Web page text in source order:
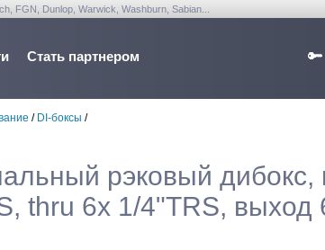
FGN, Dunlop, Warwick, Washburn, Sabian...
Стать партнером
/ DI-боксы /
рэковый дибокс,
thru 6x 1/4"TRS, выход